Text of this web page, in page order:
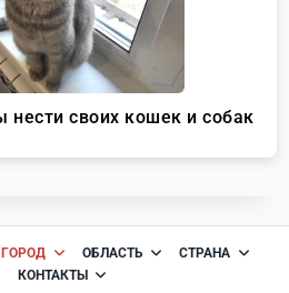
ГОРОД ОБЛАСТЬ
СТРАНА
КОНТАКТЫ